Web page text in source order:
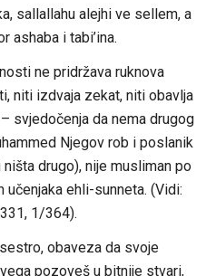
sallallahu alejhi ve sellem, a
ashaba i tabi’ina.
ne pridržava ruknova
niti izdvaja zekat, niti obavlja
svjedočenja da nema drugog
Njegov rob i poslanik
drugo), nije musliman po
ehli-sunneta. (Vidi:
1/364).
obaveza da svoje
pozoveš u bitnije stvari,